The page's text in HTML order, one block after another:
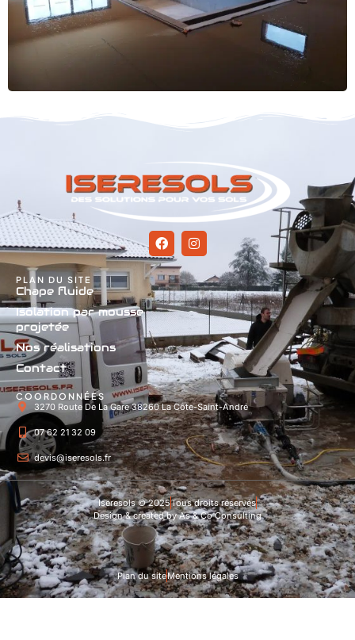
Chape fluide
Isolation par mousse
projetée
Nos réalisations
Contact
PLAN DU SITE
COORDONNÉES
3270 Route De La Gare 38260 La Côte-Saint-André
07 62 21 32 09
devis@iseresols.fr
Iseresols © 2025Tous droits réservés
Design & created by As & Co Consulting
Plan du siteMentions légales